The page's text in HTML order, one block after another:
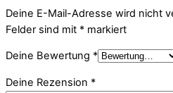
Deine E-Mail-Adresse wird nicht
Felder sind mit * markiert
Deine Bewertung *
Deine Rezension *